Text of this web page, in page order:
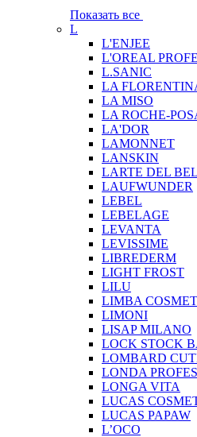
Показать все
L
L'ENJEE
L'OREAL
L.SANIC
LA
LA MISO
LA ROCHE-
LA'DOR
LAMONNET
LANSKIN
LARTE DEL
LAUFWUNDER
LEBEL
LEBELAGE
LEVANTA
LEVISSIME
LIBREDERM
LIGHT FROST
LILU
LIMBA
LIMONI
LISAP MILANO
LOCK STOCK
LOMBARD
LONDA
LONGA VITA
LUCAS
LUCAS PAPAW
L’OCO